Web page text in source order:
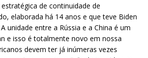
de continuidade de
elaborada há 14 anos e que teve Biden
unidade entre a Rússia e a China é um
e isso é totalmente novo em nossa
devem ter já inúmeras vezes